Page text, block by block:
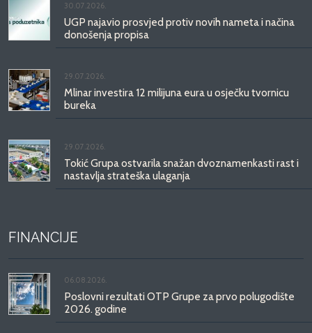
30.07.2026.
UGP najavio prosvjed protiv novih nameta i načina
donošenja propisa
29.07.2026.
Mlinar investira 12 milijuna eura u osječku tvornicu
bureka
29.07.2026.
Tokić Grupa ostvarila snažan dvoznamenkasti rast i
nastavlja strateška ulaganja
FINANCIJE
06.08.2026.
Poslovni rezultati OTP Grupe za prvo polugodište
2026. godine